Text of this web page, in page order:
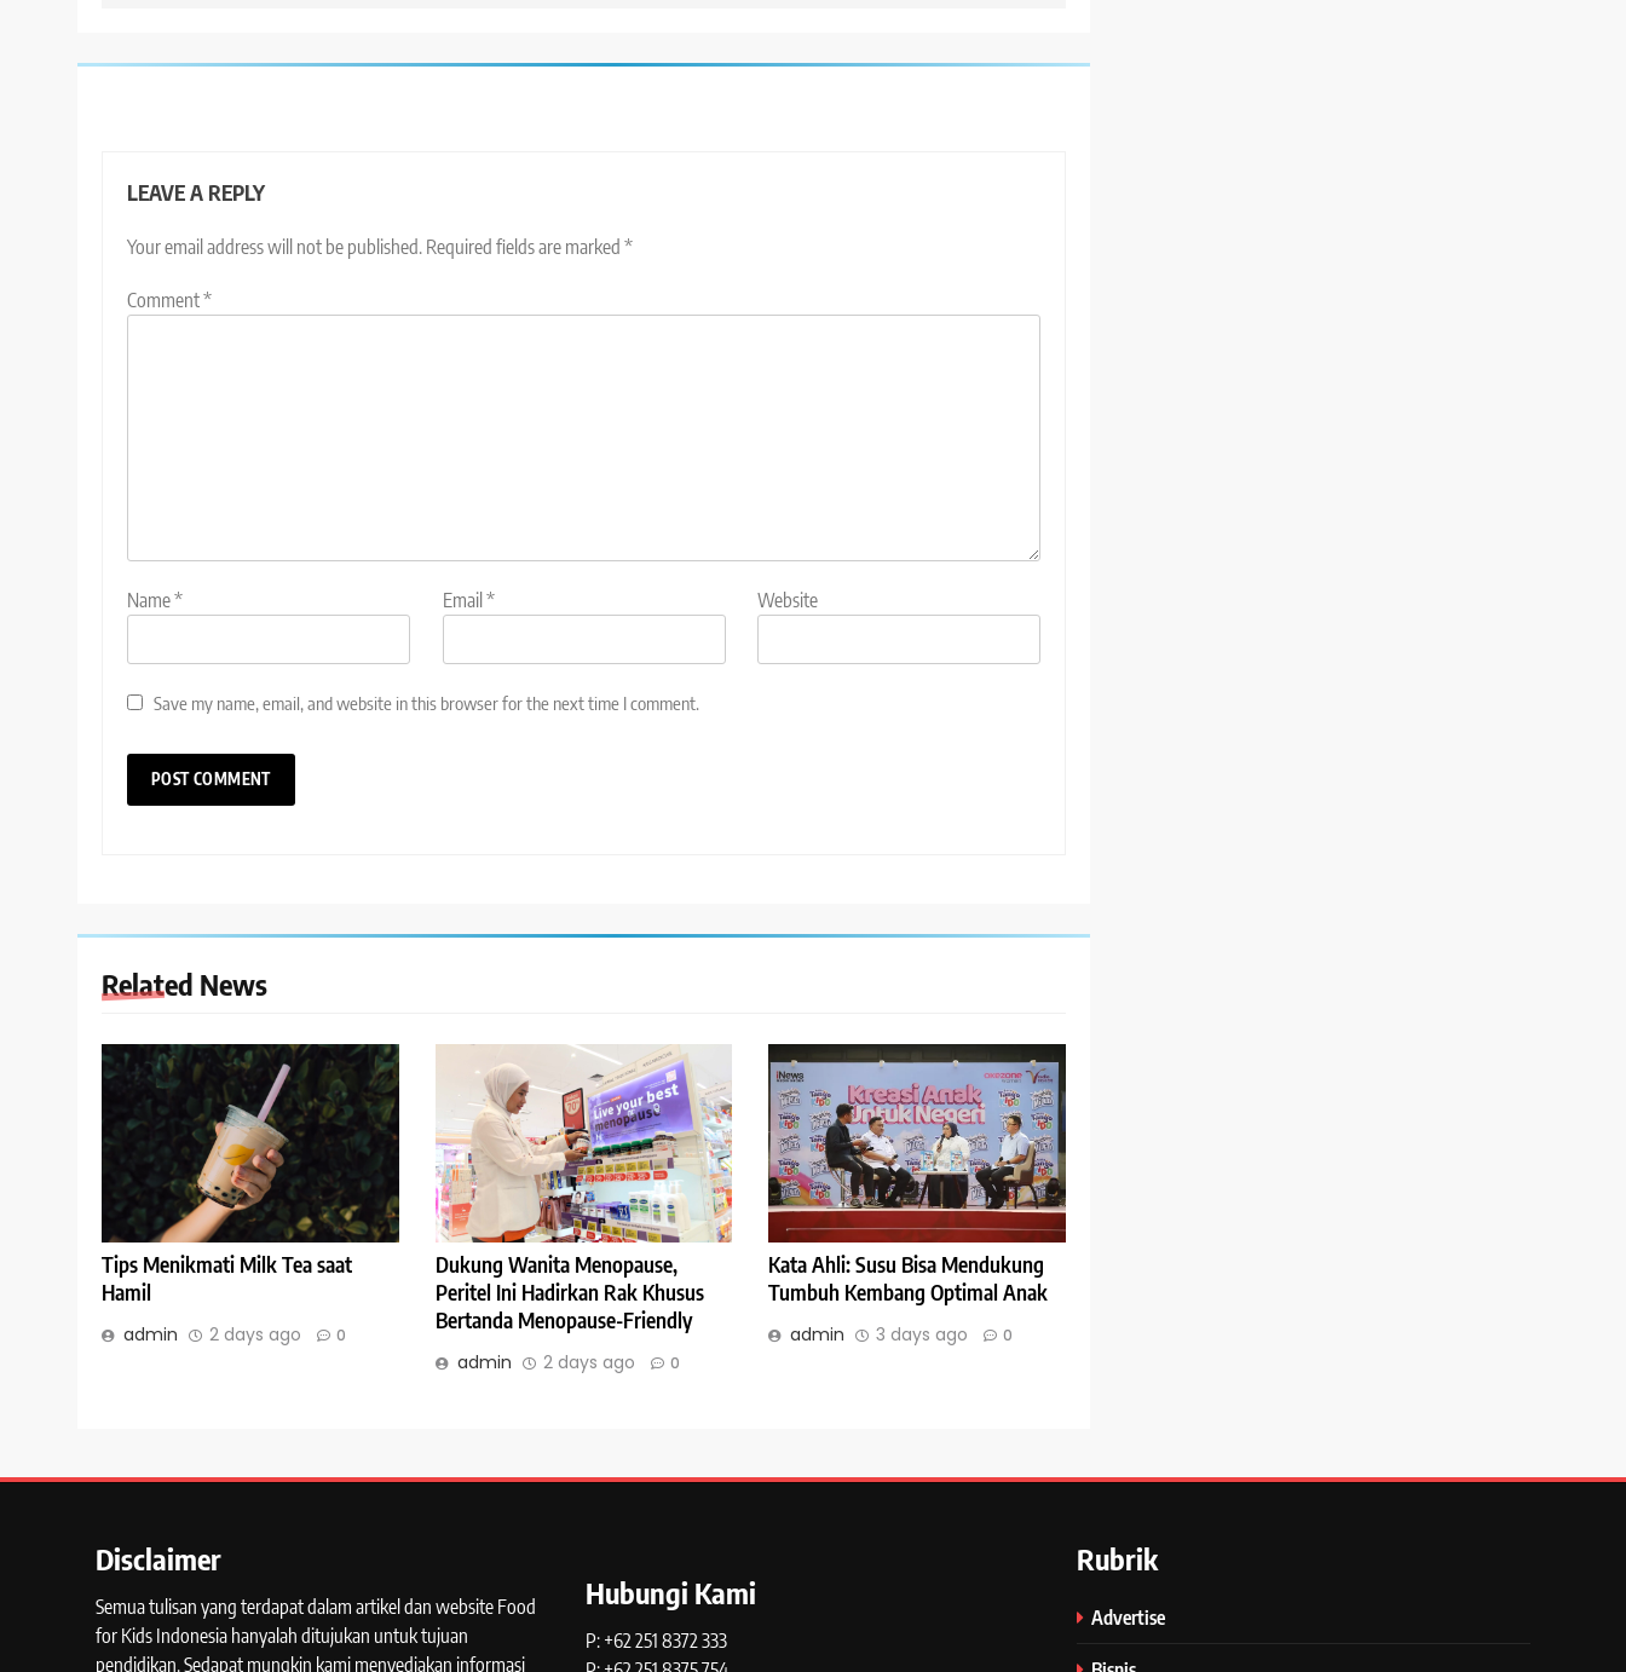
LEAVE A REPLY
Your email address will not be published. Required fields are marked *
Comment*
Name* Email * Website
Save my name, email, and website in this browser for the next time I comment.
Related News
Tips Menikmati Milk Tea saat
Hamil
admin 2 days ago 0
Dukung Wanita Menopause,
Peritel Ini Hadirkan Rak Khusus
Bertanda Menopause-Friendly
admin 2 days ago 0
Kata Ahli: Susu Bisa Mendukung
Tumbuh Kembang Optimal Anak
admin 3 days ago 0
Disclaimer
Semua tulisan yang terdapat dalam artikel dan website Food
for Kids Indonesia hanyalah ditujukan untuk tujuan
pendidikan. Sedapat mungkin kami menyediakan informasi
Hubungi Kami
P: +62 251 8372 333
Rubrik
Advertise